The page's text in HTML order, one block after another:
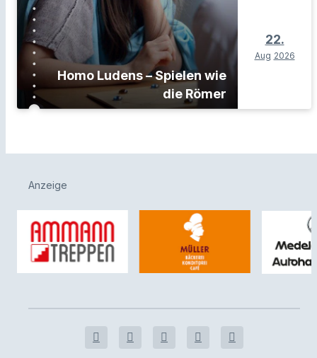
Homo Ludens – Spielen wie
die Römer
22.
Aug 2026
Anzeige